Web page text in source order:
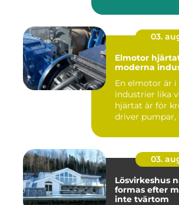
03.
Elmotor hjärtat i den
moderna
En elmotor är i
industrier lika
hjärtat är för
driver pumpar,
03.
Lösvirkeshus när huset
formas efter
inte tvärtom